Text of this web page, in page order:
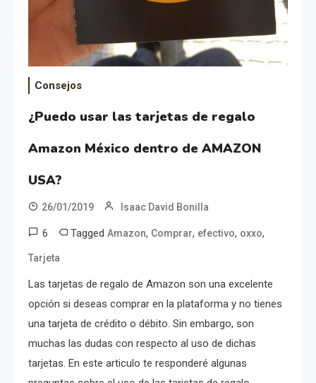
Consejos
¿Puedo usar las tarjetas de regalo
Amazon México dentro de AMAZON
USA?
26/01/2019 Isaac David Bonilla
6 Tagged Amazon, Comprar, efectivo, oxxo,
Tarjeta
Las tarjetas de regalo de Amazon son una excelente
opción si deseas comprar en la plataforma y no tienes
una tarjeta de crédito o débito. Sin embargo, son
muchas las dudas con respecto al uso de dichas
tarjetas. En este articulo te responderé algunas